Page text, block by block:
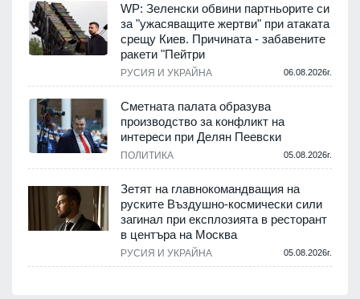
WP: Зеленски обвини партньорите си
за "ужасяващите жертви" при атаката
срещу Киев. Причината - забавените
ракети "Пейтри
РУСИЯ И УКРАЙНА 06.08.2026г.
Сметната палата образува
производство за конфликт на
интереси при Делян Пеевски
ПОЛИТИКА 05.08.2026г.
Зетят на главнокомандващия на
руските Въздушно-космически сили
загинал при експлозията в ресторант
в центъра на Москва
РУСИЯ И УКРАЙНА 05.08.2026г.